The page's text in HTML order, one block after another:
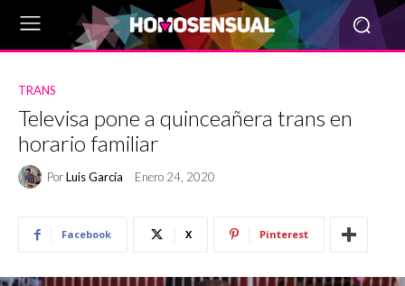
TRANS
Televisa pone a quinceañera trans en
horario familiar
PorLuis García Enero 24, 2020
Facebook X Pinterest